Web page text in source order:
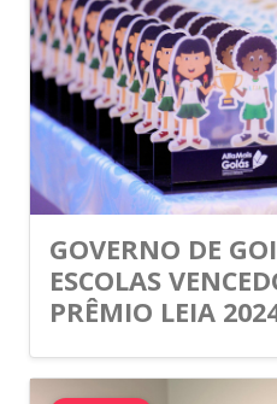
GOVERNO DE
ESCOLAS
PRÊMIO LEIA